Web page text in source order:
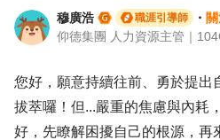
穆廣浩 職涯引導師 ・
您好，願意持續往前、勇於提出
拔萃囉！但...嚴重的焦慮與內耗
好，先瞭解困擾自己的根源，再